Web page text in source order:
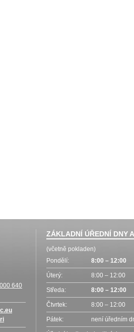
640
ZÁKLADNÍ ÚŘEDNÍ DNY
(včetně pokladen)
Pondělí:
8:00 – 12:00
Úterý: 8:00 – 12:00
Středa: 8:00 – 12:00
Čtvrtek: 8:00 – 12:00
Pátek: není úředním